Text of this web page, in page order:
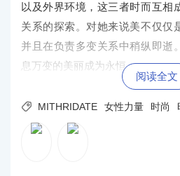
以及外界环境，这三者时而互相
关系的探索。对她来说美不仅仅
并且在负责多变关系中稍纵即逝
息万变的美丽成为永恒。
阅读全文
 MITHRIDATE 女性力量 时尚